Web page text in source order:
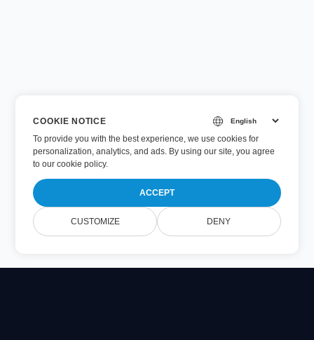
COOKIE NOTICE
To provide you with the best experience, we use cookies for
personalization, analytics, and ads. By using our site, you agree
toour cookie policy.
ACCEPT
CUSTOMIZE DENY